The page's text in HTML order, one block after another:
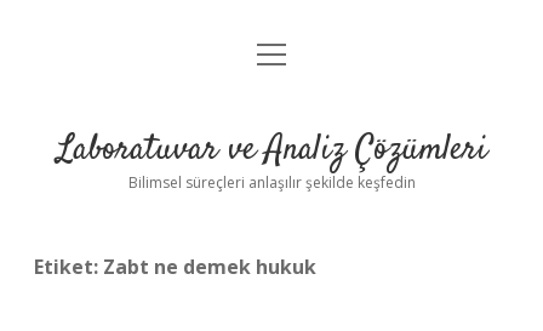
Anasayfa
Yasal Uyarı
menüyü
Laboratuvar ve Analiz Çözümleri
Bilimsel süreçleri anlaşılır şekilde keşfedin
Etiket: Zabt ne demek hukuk